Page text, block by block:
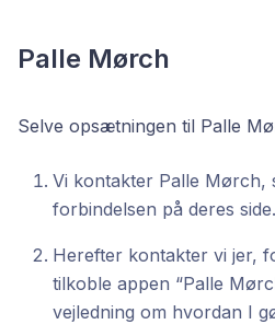
Palle Mørch
Selve opsætningen til Palle
Vi kontakter Palle Mørch,
forbindelsen på deres side.
Herefter kontakter vi jer,
tilkoble appen “Palle
vejledning om hvordan I